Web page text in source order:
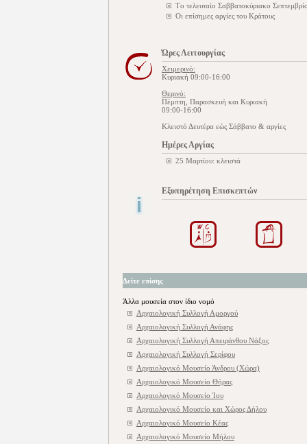
Tο τελευταίο Σαββατοκύριακο
Οι επίσημες αργίες του Κράτους
Ώρες Λειτουργίας
Χειμερινό:
Κυριακή 09:00-16:00
Θερινό:
Πέμπτη, Παρασκευή και Κυριακή
09:00-16:00
Kλειστό Δευτέρα εώς Σάββατο & αργίες
Ημέρες Αργίας
25 Μαρτίου: κλειστά
Εξυπηρέτηση Επισκεπτών
Δείτε επίσης
Άλλα μουσεία στον ίδιο νομό
Αρχαιολογική Συλλογή Αμοργού
Αρχαιολογική Συλλογή Ανάφης
Αρχαιολογική Συλλογή Απειράνθου Νάξος
Αρχαιολογική Συλλογή Σερίφου
Αρχαιολογικό Μουσείο Άνδρου (Χώρα)
Αρχαιολογικό Μουσείο Θήρας
Αρχαιολογικό Μουσείο Ίου
Αρχαιολογικό Μουσείο και Χώρος Δήλου
Αρχαιολογικό Μουσείο Κέας
Αρχαιολογικό Μουσείο Μήλου